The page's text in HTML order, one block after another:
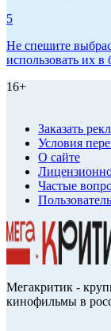
5
Не спешите
использовать их в
16+
Заказать
Условия
О сайте
Частые
Мегакритик -
кинофильмы в